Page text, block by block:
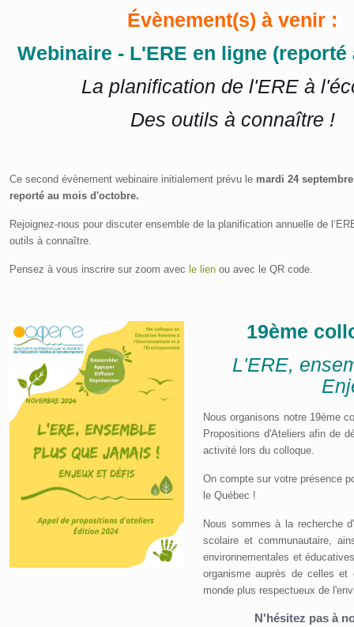
Évènement(s) à venir :
Webinaire - L'ERE en ligne (reporté
La planification de l'ERE à
Des outils à connaître !
Ce second évènement webinaire initialement prévu le mardi 24 septembre
reporté au mois d'octobre.
Rejoignez-nous pour discuter ensemble de la planification annuelle de
outils à connaître.
Pensez à vous inscrire sur zoom avec le lien ou avec le QR code.
19ème
L'ERE,
Nous organisons notre 19ème
Propositions d'Ateliers afin de
activité lors du colloque.
On compte sur votre présence
le Québec !
Nous sommes à la recherche
scolaire et communautaire,
environnementales et
organisme auprès de celles
monde plus respectueux de
N'hésitez pas à